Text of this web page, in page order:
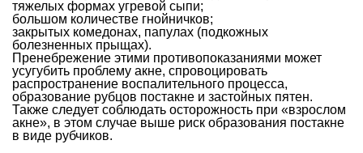
тяжелых формах угревой сыпи;
большом количестве гнойничков;
закрытых комедонах, папулах (подкожных
болезненных прыщах).
Пренебрежение этими противопоказаниями может
усугубить проблему акне, спровоцировать
распространение воспалительного процесса,
образование рубцов постакне и застойных пятен.
Также следует соблюдать осторожность при «взрослом
акне», в этом случае выше риск образования постакне
в виде рубчиков.